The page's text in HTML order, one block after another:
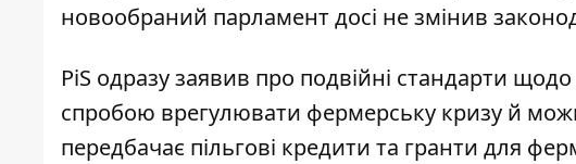
новообраний парламент досі не змінив
PiS одразу заявив про подвійні стандарти
спробою врегулювати фермерську кризу й
передбачає пільгові кредити та гранти для